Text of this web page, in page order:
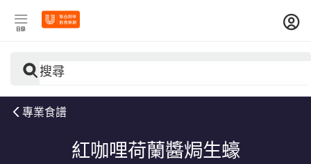
目錄
搜尋
專業食譜
紅咖哩荷蘭醬焗生蠔